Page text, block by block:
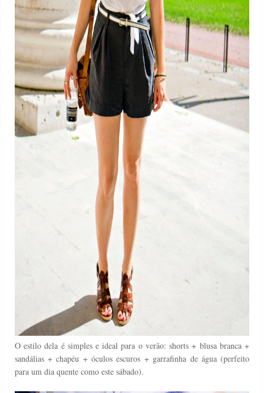
O estilo dela é simples e ideal para o verão: shorts + blusa branca +
sandálias + chapéu + óculos escuros + garrafinha de água (perfeito
para um dia quente como este sábado).